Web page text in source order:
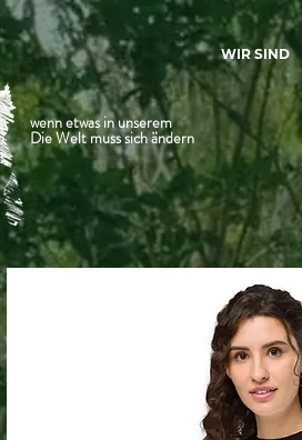
wenn etwas in unserem
Die Welt muss sich ändern
WIR SIND